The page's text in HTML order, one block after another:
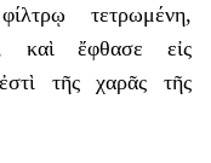
τετρωμένη,
καὶ ἔφθασε εἰς
τῆς χαρᾶς τῆς